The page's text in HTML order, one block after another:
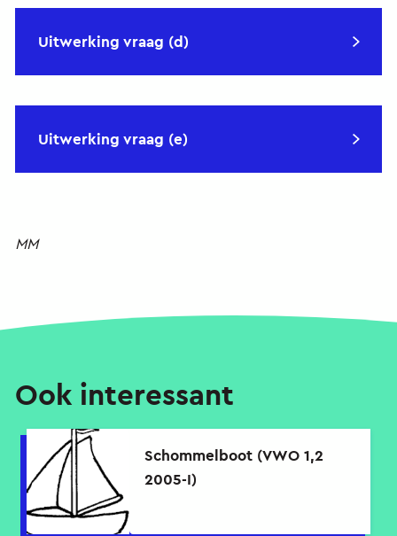
Uitwerking vraag (d)
Uitwerking vraag (e)
MM
Ook interessant
Schommelboot (VWO 1,2
2005-I)